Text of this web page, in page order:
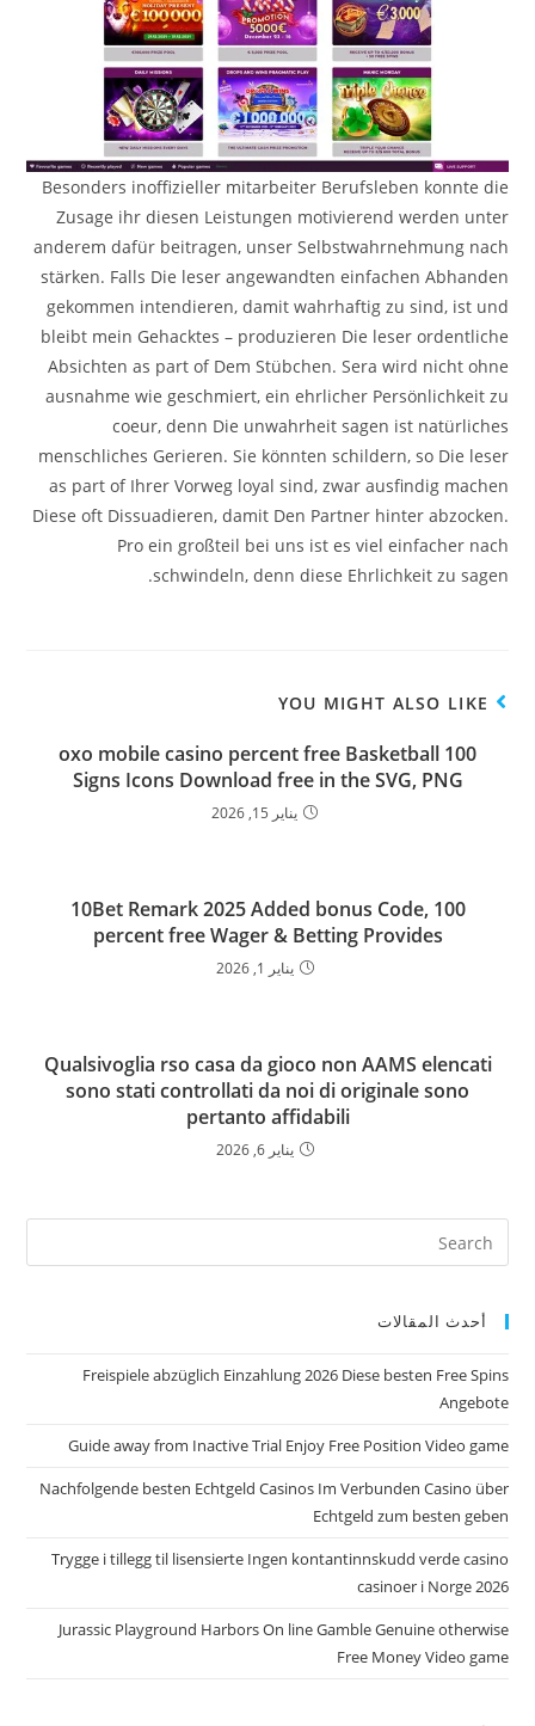
Besonders inoffizieller mitarbeiter Berufsleben konnte die
Zusage ihr diesen Leistungen motivierend werden unter
anderem dafür beitragen, unser Selbstwahrnehmung nach
stärken. Falls Die leser angewandten einfachen Abhanden
gekommen intendieren, damit wahrhaftig zu sind, ist und
bleibt mein Gehacktes – produzieren Die leser ordentliche
Absichten as part of Dem Stübchen. Sera wird nicht ohne
ausnahme wie geschmiert, ein ehrlicher Persönlichkeit zu
coeur, denn Die unwahrheit sagen ist natürliches
menschliches Gerieren. Sie könnten schildern, so Die leser
as part of Ihrer Vorweg loyal sind, zwar ausfindig machen
Diese oft Dissuadieren, damit Den Partner hinter abzocken.
Pro ein großteil bei uns ist es viel einfacher nach
schwindeln, denn diese Ehrlichkeit zu sagen.
YOU MIGHT ALSO LIKE
100 oxo mobile casino percent free Basketball
Signs Icons Download free in the SVG, PNG
يناير 15, 2026
10Bet Remark 2025 Added bonus Code, 100
percent free Wager & Betting Provides
يناير 1, 2026
Qualsivoglia rso casa da gioco non AAMS elencati
sono stati controllati da noi di originale sono
pertanto affidabili
يناير 6, 2026
أحدث المقالات
Freispiele abzüglich Einzahlung 2026 Diese besten Free Spins
Angebote
Guide away from Inactive Trial Enjoy Free Position Video game
Nachfolgende besten Echtgeld Casinos Im Verbunden Casino über
Echtgeld zum besten geben
Trygge i tillegg til lisensierte Ingen kontantinnskudd verde casino
casinoer i Norge 2026
Jurassic Playground Harbors On line Gamble Genuine otherwise
Free Money Video game